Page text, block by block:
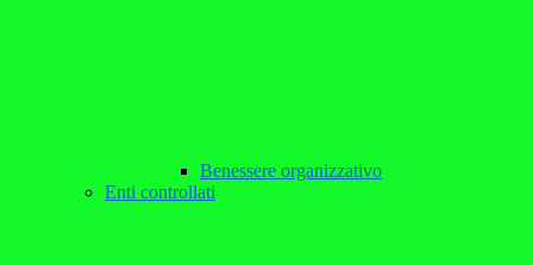
Benessere organizzativo
Enti controllati